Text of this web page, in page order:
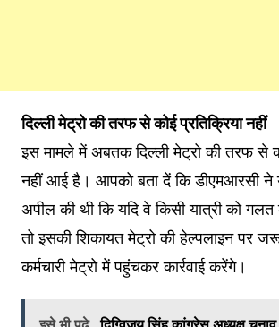
दिल्‍ली मेट्रो की तरफ से कोई प्रतिक्रिया नहीं
इस मामले में अबतक दिल्‍ली मेट्रो की तरफ से
नहीं आई है। आपको बता दें कि डीएमआरसी ने
अपील की थी कि यदि वे किसी यात्री को गलत
तो इसकी शिकायत मेट्रो की हेल्पलाइन पर
कर्मचारी मेट्रो में पहुंचकर कार्रवाई करेंगे।